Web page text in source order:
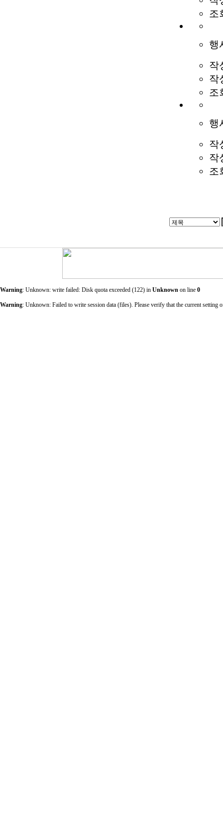
조
행
작
작
조
행
작
작
조
Warning: Unknown: write failed: Disk quota exceeded (122) in Unknown on line 0
Warning: Unknown: Failed to write session data (files). Please verify that the current